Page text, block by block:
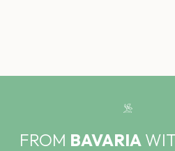
FROM BAVARIA